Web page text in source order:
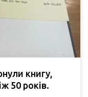
книгу,
50 років.